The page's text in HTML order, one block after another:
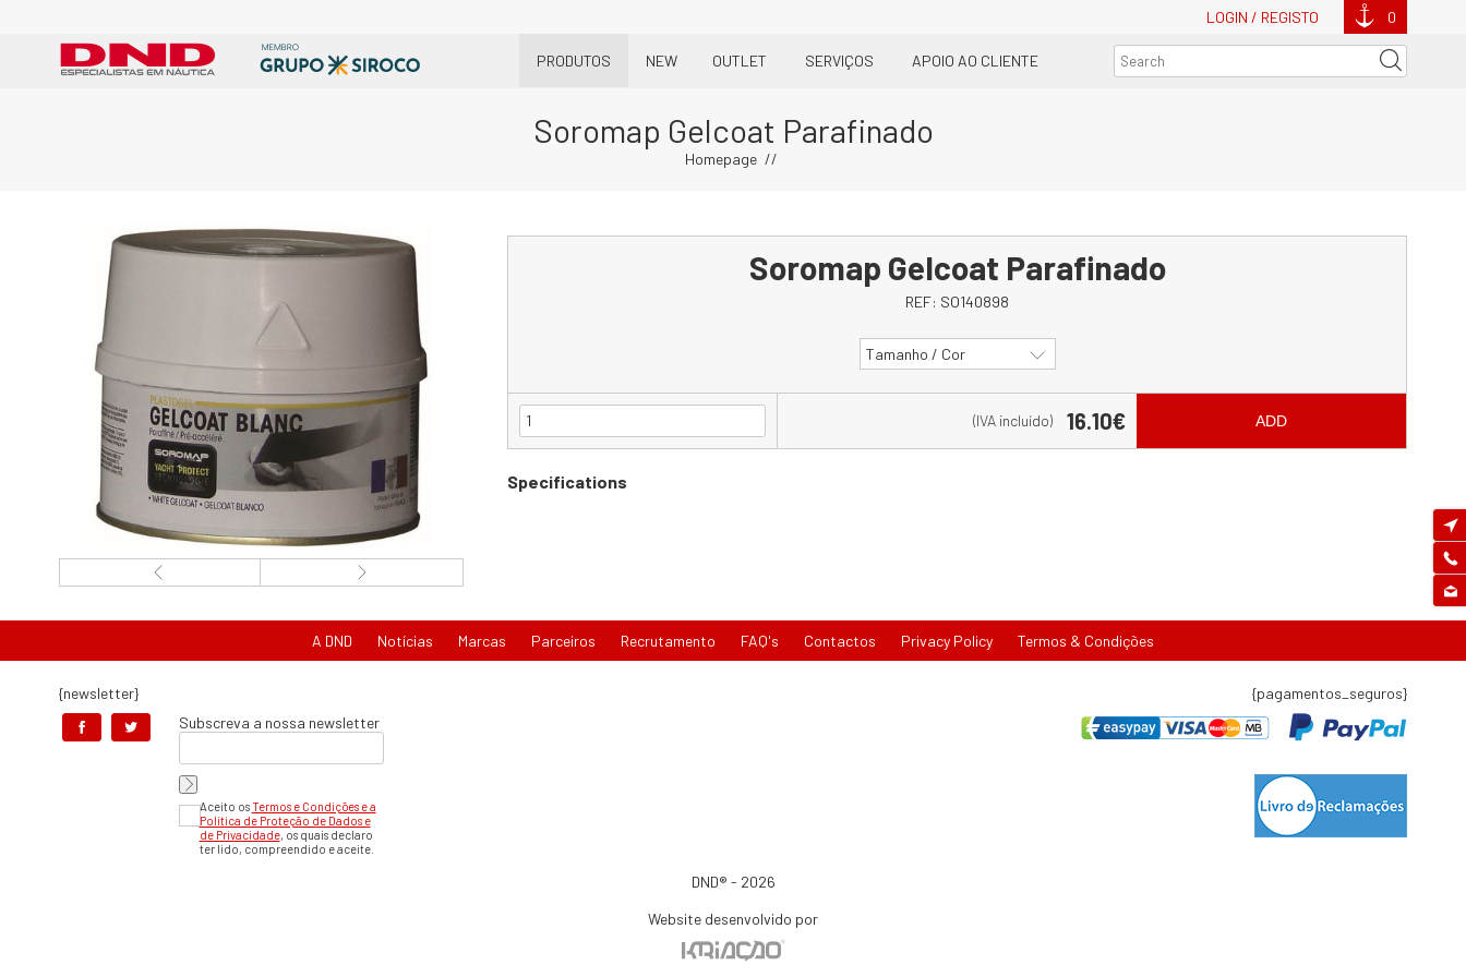
LOGIN / REGISTO 0
PRODUTOS NEW OUTLET SERVIÇOS APOIO AO CLIENTE
Soromap Gelcoat Parafinado
Homepage
Soromap Gelcoat Parafinado
REF: SO140898
Tamanho / Cor
(IVA incluído) 16.10€ ADD
Specifications
A DND Notícias Marcas Parceiros Recrutamento FAQ's Contactos Privacy Policy Termos & Condições
{newsletter}
Subscreva a nossa newsletter
Aceito osTermos e Condições e a
Política de Proteção de Dados e
de Privacidade, os quais declaro
ter lido, compreendido e aceite.
{pagamentos_seguros}
DND® - 2026
Website desenvolvido por